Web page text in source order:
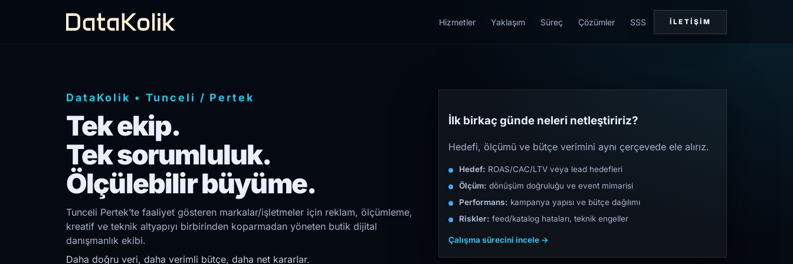
Hizmetler Yaklaşım Süreç Çözümler SSS İLETIŞIM
DataKolik • Tunceli / Pertek
Tek ekip.
Tek sorumluluk.
Ölçülebilir büyüme.
Tunceli Pertek’te faaliyet gösteren markalar/işletmeler için reklam, ölçümleme,
kreatif ve teknik altyapıyı birbirinden koparmadan yöneten butik dijital
danışmanlık ekibi.
Daha doğru veri, daha verimli bütçe, daha net kararlar.
İlk birkaç günde neleri netleştiririz?
Hedefi, ölçümü ve bütçe verimini aynı çerçevede ele alırız.
Hedef: ROAS/CAC/LTV veya lead hedefleri
Ölçüm: dönüşüm doğruluğu ve event mimarisi
Performans: kampanya yapısı ve bütçe dağılımı
Riskler: feed/katalog hataları, teknik engeller
Çalışma sürecini incele →